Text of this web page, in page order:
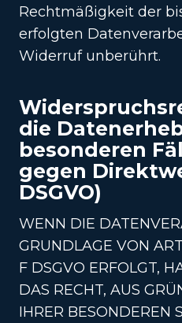
Rechtmäßigkeit der
erfolgten
Widerruf unberührt.
die
besonderen
gegen
DSGVO)
WENN DIE
GRUNDLAGE VON
F DSGVO ERFOLGT,
DAS RECHT, AUS
IHRER BESONDEREN